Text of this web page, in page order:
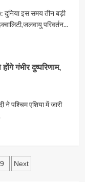
इस समय तीन बड़ी
परिवर्तन...
गंभीर दुष्परिणाम,
पश्चिम एशिया में जारी
9 Next